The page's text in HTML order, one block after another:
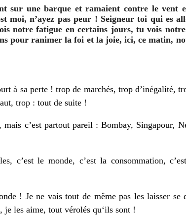
sur une barque et ramaient contre le vent
moi, n’ayez pas peur ! Seigneur toi qui es
notre fatigue en certains jours, tu vois
pour ranimer la foi et la joie, ici, ce matin,
à sa perte ! trop de marchés, trop d’inégalité,
trop : tout de suite !
c’est partout pareil : Bombay, Singapour,
c’est le monde, c’est la consommation,
! Je ne vais tout de même pas les laisser se
les aime, tout vérolés qu‘ils sont !